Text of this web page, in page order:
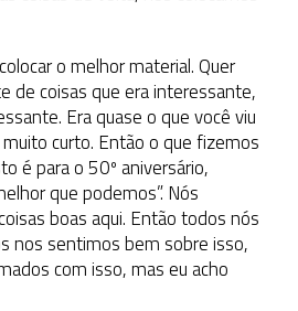
o melhor material. Quer
de coisas que era interessante,
Era quase o que você viu
curto. Então o que fizemos
é para o 50º aniversário,
que podemos”. Nós
boas aqui. Então todos nós
nos sentimos bem sobre isso,
com isso, mas eu acho